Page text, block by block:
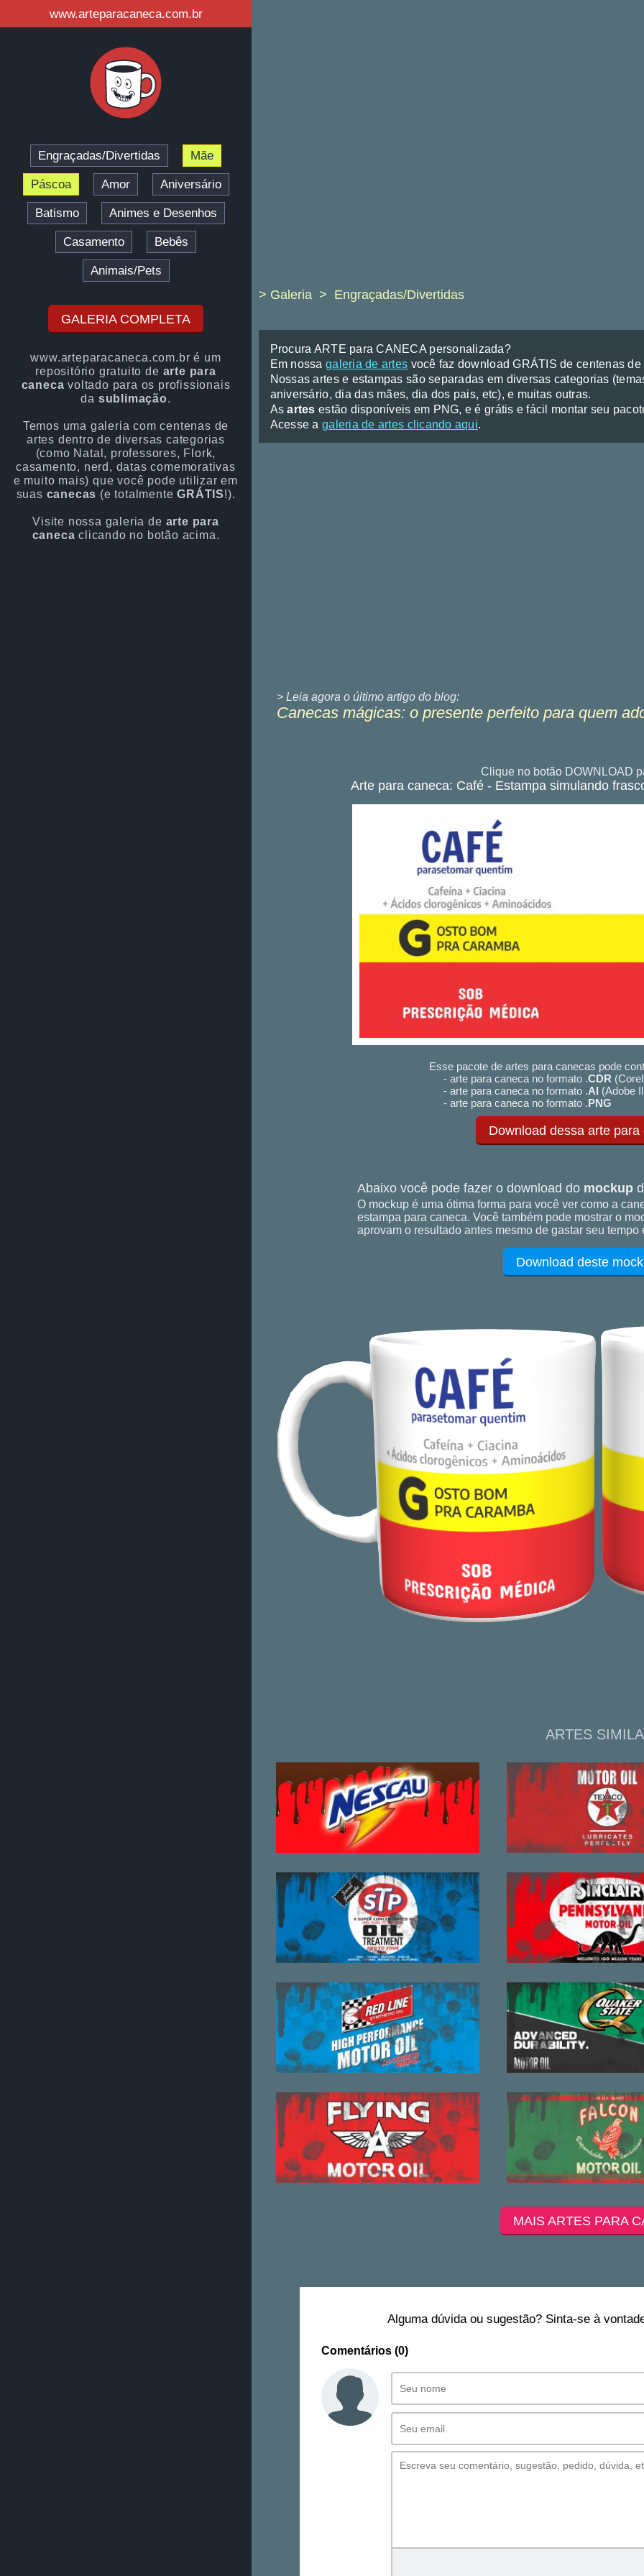
www.arteparacaneca.com.br
Engraçadas/Divertidas Mãe
Páscoa Amor Aniversário
Batismo Animes e Desenhos
Casamento Bebês
Animais/Pets
GALERIA COMPLETA
www.arteparacaneca.com.br é um
repositório gratuito de arte para
caneca voltado para os profissionais
da sublimação.
Temos uma galeria com centenas de
artes dentro de diversas categorias
(como Natal, professores, Flork,
casamento, nerd, datas comemorativas
e muito mais) que você pode utilizar em
suas canecas (e totalmenteGRÁTIS!).
Visite nossa galeria de arte para
caneca clicando no botão acima.
> Galeria Engraçadas/Divertidas
Procura ARTE para CANECA personalizada?
Em nossa galeria de artes você faz download GRÁTIS de centenas
Nossas artes e estampas são separadas em diversas categorias
aniversário, dia das mães, dia dos pais, etc), e muitas outras.
Asartes estão disponíveis em PNG, e é grátis e fácil montar seu
Acesse a galeria de artes clicando aqui.
> Leia agora o último artigo do blog:
Canecas mágicas: o presente perfeito para quem
Clique no botão DOWNLOAD
Arte para caneca: Café - Estampa simulando
Esse pacote de artes para canecas pode
- arte para caneca no formato .CDR
- arte para caneca no formato .AI (Adobe
- arte para caneca no formato .PNG
Download dessa arte
Abaixo você pode fazer o download do mockup
O mockup é uma ótima forma para você ver como a
estampa para caneca. Você também pode mostrar o
aprovam o resultado antes mesmo de gastar seu tempo
Download deste
ARTES
MAIS ARTES PARA
Alguma dúvida ou sugestão? Sinta-se à
Comentários (0)